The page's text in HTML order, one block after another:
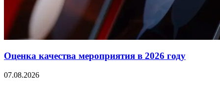
Оценка качества мероприятия в 2026 году
07.08.2026